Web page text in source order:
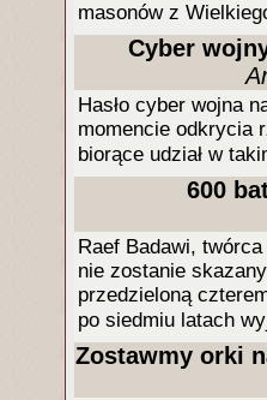
masonów z
Cyber
Hasło cyber wojna
momencie odkrycia
biorące udział w
600
Raef Badawi,
nie zostanie
przedzieloną
po siedmiu latach
Zostawmy orki